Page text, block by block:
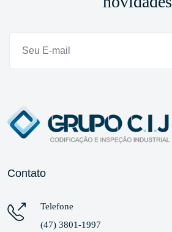
Contato
Telefone
(47) 3801-1997